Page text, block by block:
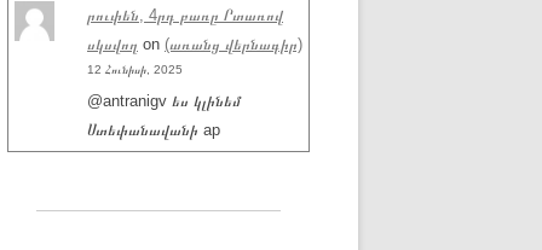
րուփեն, 4րդ բառը Րտառով
սկսվող on (առանց վերնագիր)
12 Հունիսի, 2025
@antranigv ես կլինեմ
Ստեփանավանի ap